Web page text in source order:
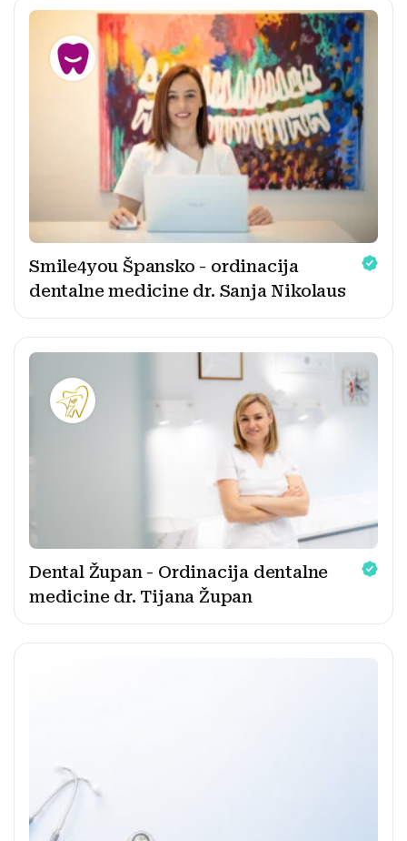
Smile4you Špansko - ordinacija
dentalne medicine dr. Sanja Nikolaus
Dental Župan - Ordinacija dentalne
medicine dr. Tijana Župan